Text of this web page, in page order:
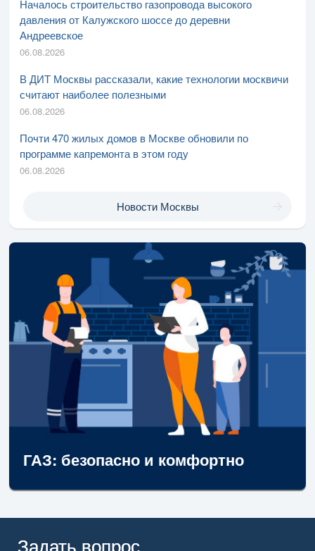
Началось строительство газопровода высокого
давления от Калужского шоссе до деревни
Андреевское
06.08.2026
В ДИТ Москвы рассказали, какие технологии москвичи
считают наиболее полезными
06.08.2026
Почти 470 жилых домов в Москве обновили по
программе капремонта в этом году
06.08.2026
Новости Москвы
ГАЗ: безопасно и комфортно